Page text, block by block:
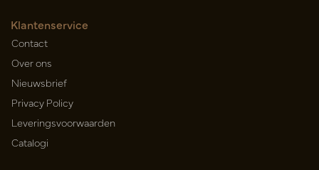
Klantenservice
Contact
Over ons
Nieuwsbrief
Privacy Policy
Leveringsvoorwaarden
Catalogi